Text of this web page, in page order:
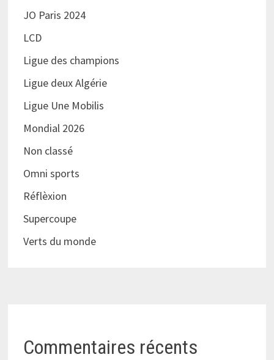
JO Paris 2024
LCD
Ligue des champions
Ligue deux Algérie
Ligue Une Mobilis
Mondial 2026
Non classé
Omni sports
Réflèxion
Supercoupe
Verts du monde
Commentaires récents